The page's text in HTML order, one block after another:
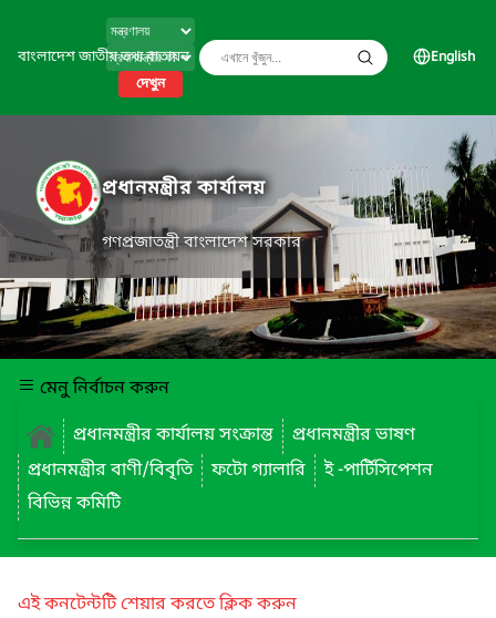
বাংলাদেশ জাতীয় তথ্য বাতায়ন
দেখুন
English
প্রধানমন্ত্রীর কার্যালয়
গণপ্রজাতন্ত্রী বাংলাদেশ সরকার
মেনু নির্বাচন করুন
প্রধানমন্ত্রীর কার্যালয় সংক্রান্ত
প্রধানমন্ত্রীর ভাষণ
প্রধানমন্ত্রীর বাণী/বিবৃতি
ফটো গ্যালারি
ই -পার্টিসিপেশন
বিভিন্ন কমিটি
এই কনটেন্টটি শেয়ার করতে ক্লিক করুন